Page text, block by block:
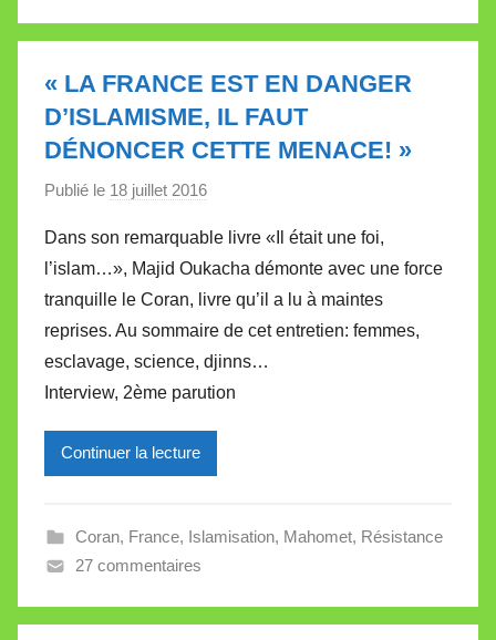
l
t
e
« LA FRANCE EST EN DANGER
D’ISLAMISME, IL FAUT
DÉNONCER CETTE MENACE! »
Publié le 18 juillet 2016
r
M
i
r
e
i
e
a
e
Dans son remarquable livre «Il était une foi,
l’islam…», Majid Oukacha démonte avec une force
tranquille le Coran, livre qu’il a lu à maintes
reprises. Au sommaire de cet entretien: femmes,
esclavage, science, djinns…
Interview, 2ème parution
Continuer la lecture
Coran, France, Islamisation, Mahomet, Résistance
27 commentaires